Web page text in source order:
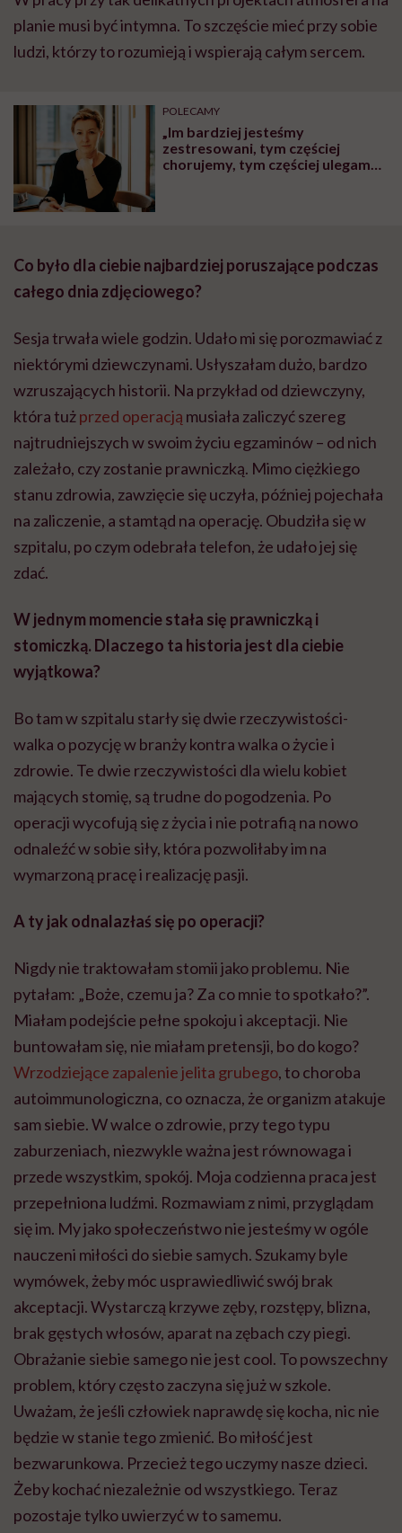
planie musi być intymna. To szczęście mieć przy sobie
ludzi, którzy to rozumieją i wspierają całym sercem.
POLECAMY
„Im bardziej jesteśmy
zestresowani, tym częściej
chorujemy, tym częściej ulegamy
Co było dla ciebie najbardziej poruszające podczas
całego dnia zdjęciowego?
Sesja trwała wiele godzin. Udało mi się porozmawiać z
niektórymi dziewczynami. Usłyszałam dużo, bardzo
wzruszających historii. Na przykład od dziewczyny,
która tużprzed operacją musiała zaliczyć szereg
najtrudniejszych w swoim życiu egzaminów – od nich
zależało, czy zostanie prawniczką. Mimo ciężkiego
stanu zdrowia, zawzięcie się uczyła, później pojechała
na zaliczenie, a stamtąd na operację. Obudziła się w
szpitalu, po czym odebrała telefon, że udało jej się
zdać.
W jednym momencie stała się prawniczką i
stomiczką. Dlaczego ta historia jest dla ciebie
wyjątkowa?
Bo tam w szpitalu starły się dwie rzeczywistości-
walka o pozycję w branży kontra walka o życie i
zdrowie. Te dwie rzeczywistości dla wielu kobiet
mających stomię, są trudne do pogodzenia. Po
operacji wycofują się z życia i nie potrafią na nowo
odnaleźć w sobie siły, która pozwoliłaby im na
wymarzoną pracę i realizację pasji.
A ty jak odnalazłaś się po operacji?
Nigdy nie traktowałam stomii jako problemu. Nie
pytałam: „Boże, czemu ja? Za co mnie to spotkało?”.
Miałam podejście pełne spokoju i akceptacji. Nie
buntowałam się, nie miałam pretensji, bo do kogo?
Wrzodziejące zapalenie jelita grubego, to choroba
autoimmunologiczna, co oznacza, że organizm atakuje
sam siebie. W walce o zdrowie, przy tego typu
zaburzeniach, niezwykle ważna jest równowaga i
przede wszystkim, spokój. Moja codzienna praca jest
przepełniona ludźmi. Rozmawiam z nimi, przyglądam
się im. My jako społeczeństwo nie jesteśmy w ogóle
nauczeni miłości do siebie samych. Szukamy byle
wymówek, żeby móc usprawiedliwić swój brak
akceptacji. Wystarczą krzywe zęby, rozstępy, blizna,
brak gęstych włosów, aparat na zębach czy piegi.
Obrażanie siebie samego nie jest cool. To powszechny
problem, który często zaczyna się już w szkole.
Uważam, że jeśli człowiek naprawdę się kocha, nic nie
będzie w stanie tego zmienić. Bo miłość jest
bezwarunkowa. Przecież tego uczymy nasze dzieci.
Żeby kochać niezależnie od wszystkiego. Teraz
pozostaje tylko uwierzyć w to samemu.